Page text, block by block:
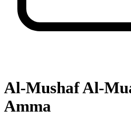
Al-Mushaf Al-
Amma